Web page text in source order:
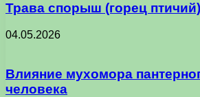
Трава спорыш (горец птичий)
04.05.2026
Влияние мухомора
человека